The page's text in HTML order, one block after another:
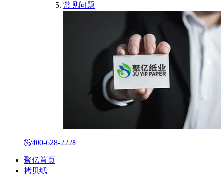
常见问题
400-628-2228
聚亿首页
拷贝纸